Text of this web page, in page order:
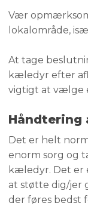
Vær
lokalområde,
At tage
kæledyr efter
vigtigt at vælge
Håndtering
​Det er helt
enorm sorg og
kæledyr. Det er
at støtte dig/jer
der føres bedst